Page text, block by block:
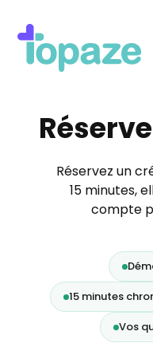
Réservez un
15 minutes,
compte
15 minutes
Vos